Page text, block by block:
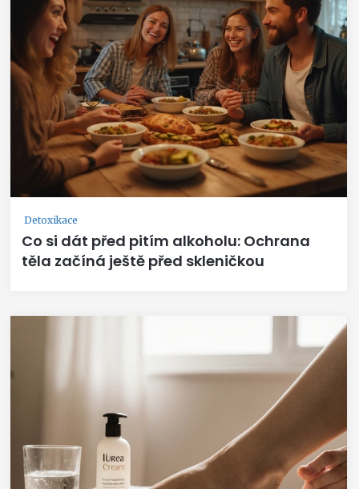
Detoxikace
Co si dát před pitím alkoholu: Ochrana
těla začíná ještě před skleničkou